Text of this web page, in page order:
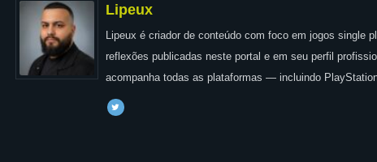
Lipeux
Lipeux é criador de conteúdo com foco em jogos single
reflexões publicadas neste portal e em seu perfil
acompanha todas as plataformas — incluindo